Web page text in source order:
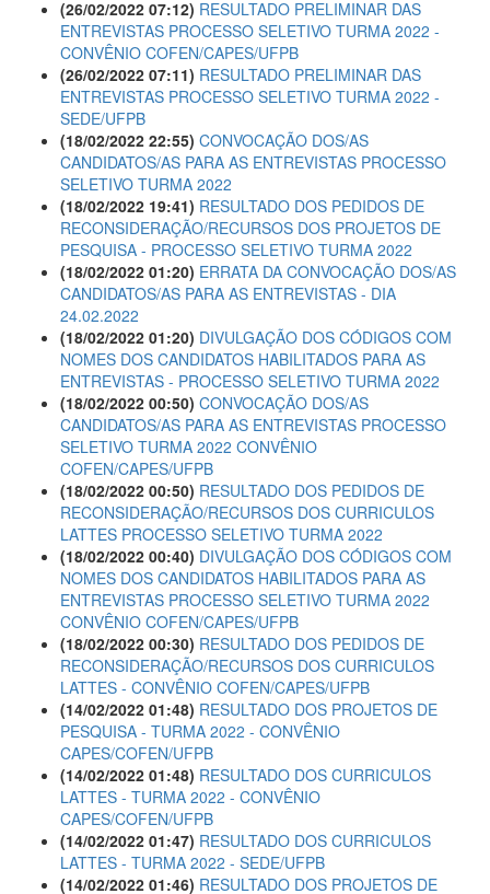
(26/02/2022 07:12) RESULTADO PRELIMINAR DAS
ENTREVISTAS PROCESSO SELETIVO TURMA 2022 -
CONVÊNIO COFEN/CAPES/UFPB
(26/02/2022 07:11) RESULTADO PRELIMINAR DAS
ENTREVISTAS PROCESSO SELETIVO TURMA 2022 -
SEDE/UFPB
(18/02/2022 22:55) CONVOCAÇÃO DOS/AS
CANDIDATOS/AS PARA AS ENTREVISTAS PROCESSO
SELETIVO TURMA 2022
(18/02/2022 19:41) RESULTADO DOS PEDIDOS DE
RECONSIDERAÇÃO/RECURSOS DOS PROJETOS DE
PESQUISA - PROCESSO SELETIVO TURMA 2022
(18/02/2022 01:20) ERRATA DA CONVOCAÇÃO DOS/AS
CANDIDATOS/AS PARA AS ENTREVISTAS - DIA
24.02.2022
(18/02/2022 01:20) DIVULGAÇÃO DOS CÓDIGOS COM
NOMES DOS CANDIDATOS HABILITADOS PARA AS
ENTREVISTAS - PROCESSO SELETIVO TURMA 2022
(18/02/2022 00:50) CONVOCAÇÃO DOS/AS
CANDIDATOS/AS PARA AS ENTREVISTAS PROCESSO
SELETIVO TURMA 2022 CONVÊNIO
COFEN/CAPES/UFPB
(18/02/2022 00:50) RESULTADO DOS PEDIDOS DE
RECONSIDERAÇÃO/RECURSOS DOS CURRICULOS
LATTES PROCESSO SELETIVO TURMA 2022
(18/02/2022 00:40) DIVULGAÇÃO DOS CÓDIGOS COM
NOMES DOS CANDIDATOS HABILITADOS PARA AS
ENTREVISTAS PROCESSO SELETIVO TURMA 2022
CONVÊNIO COFEN/CAPES/UFPB
(18/02/2022 00:30) RESULTADO DOS PEDIDOS DE
RECONSIDERAÇÃO/RECURSOS DOS CURRICULOS
LATTES - CONVÊNIO COFEN/CAPES/UFPB
(14/02/2022 01:48) RESULTADO DOS PROJETOS DE
PESQUISA - TURMA 2022 - CONVÊNIO
CAPES/COFEN/UFPB
(14/02/2022 01:48) RESULTADO DOS CURRICULOS
LATTES - TURMA 2022 - CONVÊNIO
CAPES/COFEN/UFPB
(14/02/2022 01:47) RESULTADO DOS CURRICULOS
LATTES - TURMA 2022 - SEDE/UFPB
(14/02/2022 01:46) RESULTADO DOS PROJETOS DE